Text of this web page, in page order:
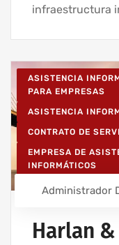
infraestructura
ASISTENCIA
PARA EMPRESAS
ASISTENCIA
CONTRATO DE
EMPRESA DE
INFORMÁTICOS
IT UNLIMITED -
Administrador
Harlan